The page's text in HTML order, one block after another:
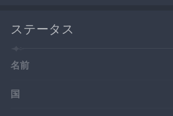
ステータス
名前
国